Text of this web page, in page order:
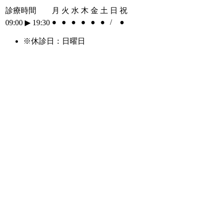
診療時間 月 火 水 木 金 土 日 祝
09:00 ▶︎ 19:30 ● ● ● ● ● ● / ●
※休診日：日曜日